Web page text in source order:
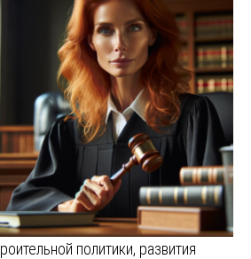
политики, развития